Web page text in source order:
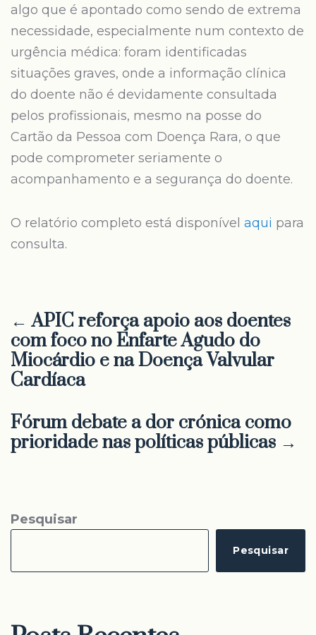
algo que é apontado como sendo de extrema
necessidade, especialmente num contexto de
urgência médica: foram identificadas
situações graves, onde a informação clínica
do doente não é devidamente consultada
pelos profissionais, mesmo na posse do
Cartão da Pessoa com Doença Rara, o que
pode comprometer seriamente o
acompanhamento e a segurança do doente.
O relatório completo está disponível aqui para
consulta.
← APIC reforça apoio aos doentes
com foco no Enfarte Agudo do
Miocárdio e na Doença Valvular
Cardíaca
Fórum debate a dor crónica como
prioridade nas políticas públicas →
Pesquisar
Pesquisar